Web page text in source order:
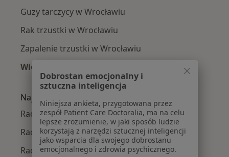
Guzy tarczycy w Wrocławiu
Rak trzustki w Wrocławiu
Zapalenie trzustki w Wrocławiu
Więcej (15)
Więcej w kategorii: Najczęście leczone
Najpopularniejsze ubezpieczenia
Radiolodzy z Allianz w Wrocławiu
Radiolodzy z Medicover w Wrocławiu
Radiolodzy z POLMED w Wrocławiu
Dobrostan emocjonalny i
sztuczna inteligencja
Niniejsza ankieta, przygotowana przez
zespół Patient Care Doctoralia, ma na celu
lepsze zrozumienie, w jaki sposób ludzie
korzystają z narzędzi sztucznej inteligencji
jako wsparcia dla swojego dobrostanu
emocjonalnego i zdrowia psychicznego.